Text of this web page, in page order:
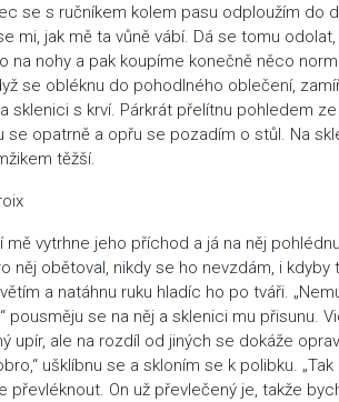
se s ručníkem kolem pasu odploužím do
mi, jak mě ta vůně vábí. Dá se tomu
na nohy a pak koupíme konečně něco
se obléknu do pohodlného oblečení,
sklenici s krví. Párkrát přelítnu pohledem
se opatrně a opřu se pozadím o stůl. Na
těžší.
mě vytrhne jeho příchod a já na něj
něj obětoval, nikdy se ho nevzdám, i
a natáhnu ruku hladíc ho po tváři.
pousměju se na něj a sklenici mu přisunu.
upír, ale na rozdíl od jiných se dokáže
ušklíbnu se a skloním se k polibku.
převléknout. On už převlečený je, takže